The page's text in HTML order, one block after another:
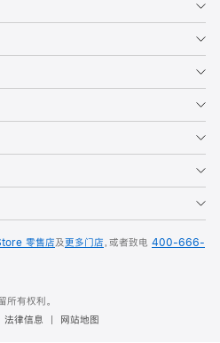
零售店及更多门店，或者致电 400-666-
有权利。
法律信息 网站地图